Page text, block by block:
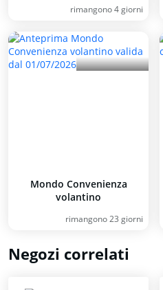
rimangono 4 giorni
Mondo Convenienza
volantino
rimangono 23 giorni
Negozi correlati